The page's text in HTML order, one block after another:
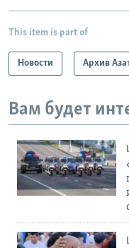
This item is part of
Новости Архив
Вам будет